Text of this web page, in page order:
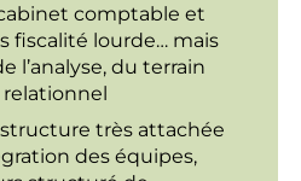
comptable et
fiscalité lourde… mais
l’analyse, du terrain
très attachée
des équipes,